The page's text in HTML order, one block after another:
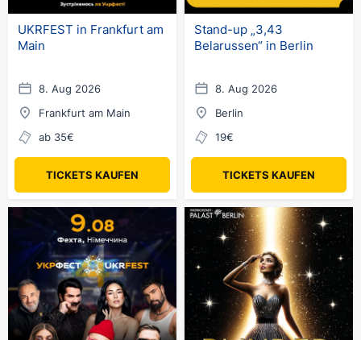
UKRFEST in Frankfurt am
Main
8. Aug 2026
Frankfurt am Main
ab 35€
TICKETS KAUFEN
Stand-up „3,43
Belarussen“ in Berlin
8. Aug 2026
Berlin
19€
TICKETS KAUFEN